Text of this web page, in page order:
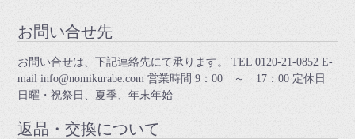
お問い合せ先
お問い合せは、下記連絡先にて承ります。 TEL 0120-21-0852 E-
mail info@nomikurabe.com 営業時間 9：00 ～ 17：00 定休日
日曜・祝祭日、夏季、年末年始
返品・交換について